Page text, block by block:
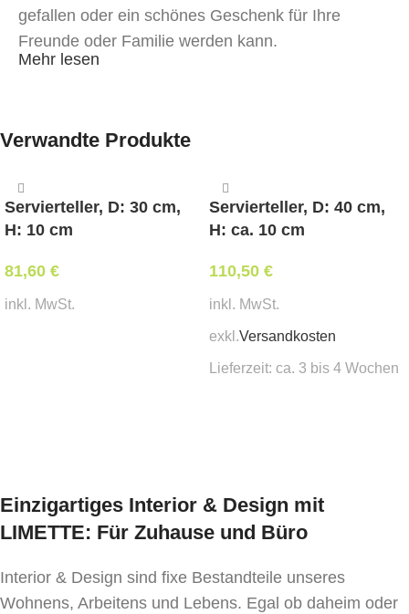
gefallen oder ein schönes Geschenk für Ihre
Freunde oder Familie werden kann.
Spülmaschine mit nicht aggressiven
gewaschen werden.
Mehr lesen
Verwandte Produkte
Servierteller, D: 30 cm,
H: 10 cm
81,60 €
inkl. MwSt.
Servierteller, D: 40 cm,
H: ca. 10 cm
110,50 €
inkl. MwSt.
exkl.Versandkosten
Lieferzeit: ca. 3 bis 4 Wochen
Einzigartiges Interior & Design mit
LIMETTE: Für Zuhause und Büro
Interior & Design sind fixe Bestandteile unseres
Wohnens, Arbeitens und Lebens. Egal ob daheim oder